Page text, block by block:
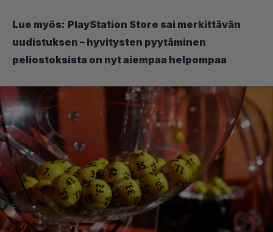
Lue myös: PlayStation Store sai merkittävän
uudistuksen – hyvitysten pyytäminen
peliostoksista on nyt aiempaa helpompaa